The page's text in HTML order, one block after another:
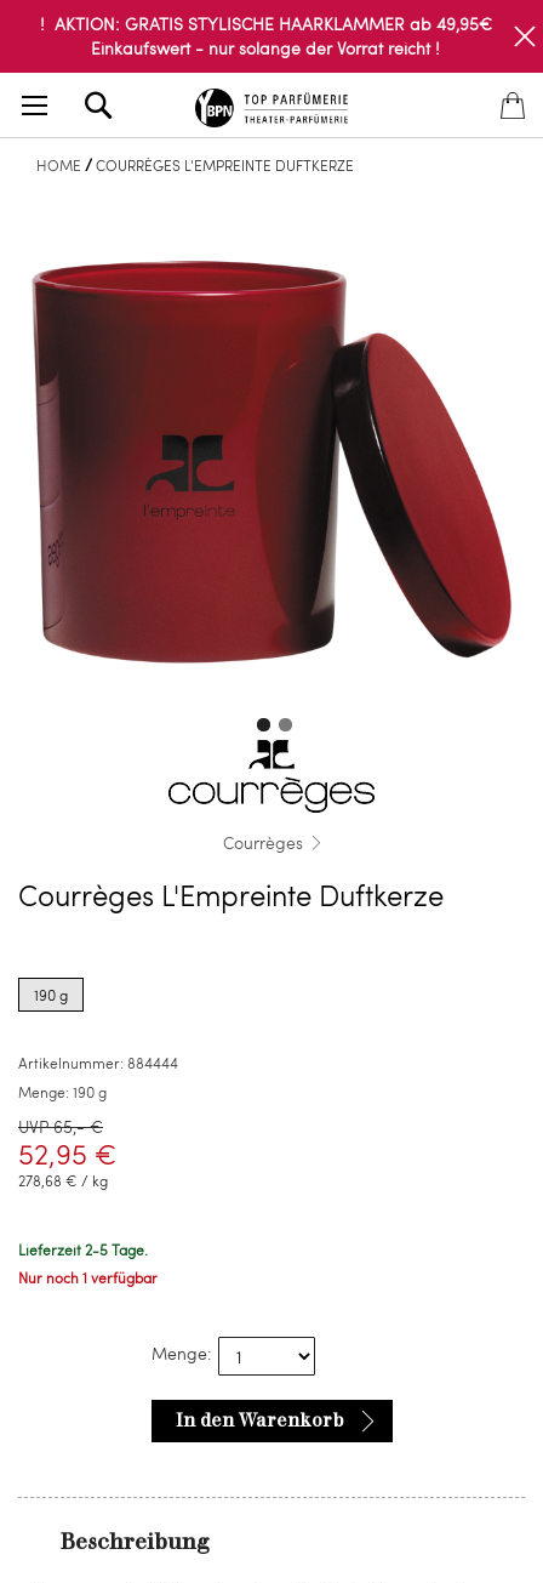
! AKTION: GRATIS STYLISCHE HAARKLAMMER ab 49,95€
Einkaufswert - nur solange der Vorrat reicht !
HOME COURRÈGES L'EMPREINTE DUFTKERZE
Courrèges
Courrèges L'Empreinte Duftkerze
options
for190 g
Artikelnummer: 884444
Menge: 190 g
UVP 65,- €
52,95 €
278,68 € / kg
Lieferzeit 2-5 Tage.
Nur noch 1 verfügbar
Menge:
In den Warenkorb
Beschreibung